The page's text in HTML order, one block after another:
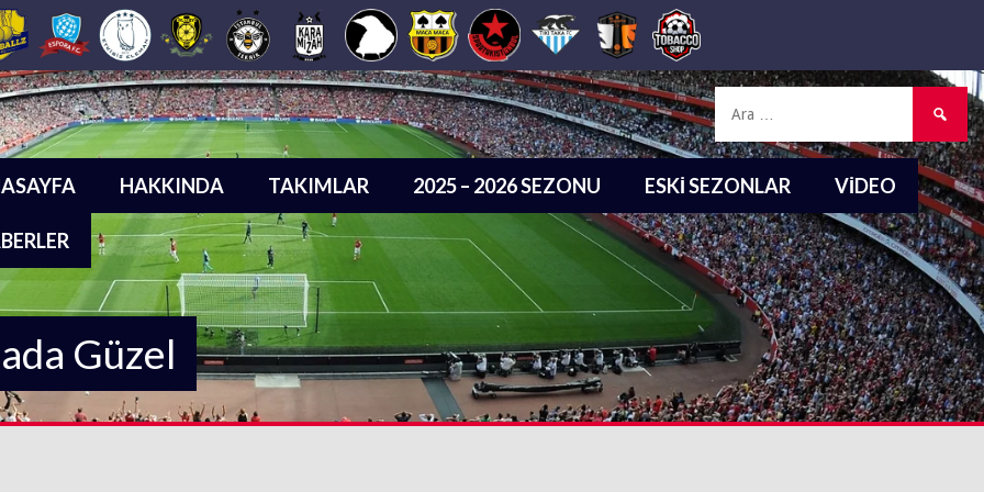
HAKKINDA TAKIMLAR 2025 – 2026 SEZONU ESKI SEZONLAR VIDEO
Güzel